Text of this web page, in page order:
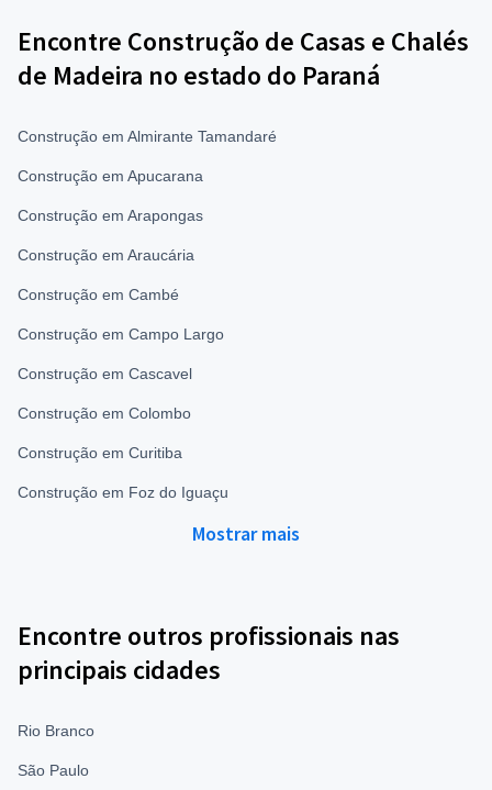
Encontre Construção de Casas e Chalés
de Madeira no estado do Paraná
Construção em Almirante Tamandaré
Construção em Apucarana
Construção em Arapongas
Construção em Araucária
Construção em Cambé
Construção em Campo Largo
Construção em Cascavel
Construção em Colombo
Construção em Curitiba
Construção em Foz do Iguaçu
Mostrar mais
Encontre outros profissionais nas
principais cidades
Rio Branco
São Paulo